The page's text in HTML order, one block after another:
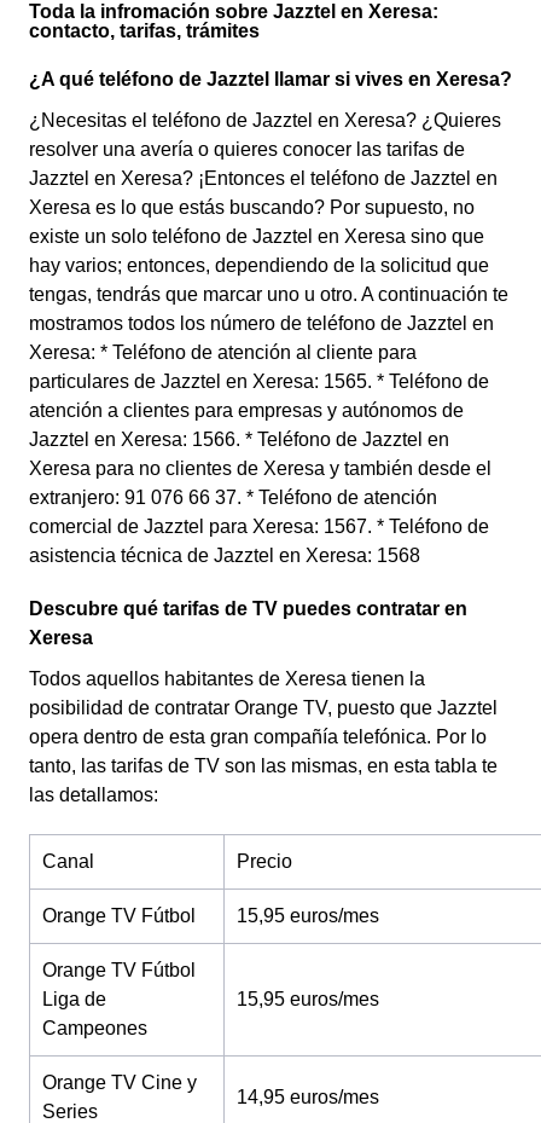
Toda la infromación sobre Jazztel en Xeresa:
contacto, tarifas, trámites
¿A qué teléfono de Jazztel llamar si vives en Xeresa?
¿Necesitas el teléfono de Jazztel en Xeresa? ¿Quieres
resolver una avería o quieres conocer las tarifas de
Jazztel en Xeresa? ¡Entonces el teléfono de Jazztel en
Xeresa es lo que estás buscando? Por supuesto, no
existe un solo teléfono de Jazztel en Xeresa sino que
hay varios; entonces, dependiendo de la solicitud que
tengas, tendrás que marcar uno u otro. A continuación te
mostramos todos los número de teléfono de Jazztel en
Xeresa: * Teléfono de atención al cliente para
particulares de Jazztel en Xeresa: 1565. * Teléfono de
atención a clientes para empresas y autónomos de
Jazztel en Xeresa: 1566. * Teléfono de Jazztel en
Xeresa para no clientes de Xeresa y también desde el
extranjero: 91 076 66 37. * Teléfono de atención
comercial de Jazztel para Xeresa: 1567. * Teléfono de
asistencia técnica de Jazztel en Xeresa: 1568
Descubre qué tarifas de TV puedes contratar en
Xeresa
Todos aquellos habitantes de Xeresa tienen la
posibilidad de contratar Orange TV, puesto que Jazztel
opera dentro de esta gran compañía telefónica. Por lo
tanto, las tarifas de TV son las mismas, en esta tabla te
las detallamos:
Canal Precio
Orange TV Fútbol 15,95 euros/mes
Orange TV Fútbol
Liga de
Campeones
15,95 euros/mes
Orange TV Cine y
Series
14,95 euros/mes